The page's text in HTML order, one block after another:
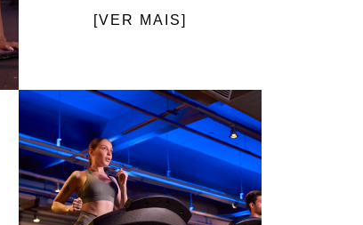
[VER MAIS]